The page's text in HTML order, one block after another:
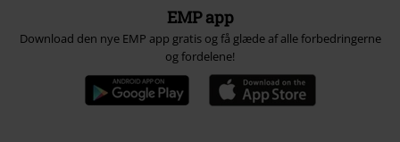
EMP app
Download den nye EMP app gratis og få glæde af alle forbedringerne
og fordelene!